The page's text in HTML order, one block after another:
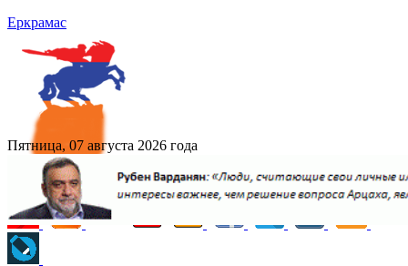
Еркрамас
Пятница, 07 августа 2026 года